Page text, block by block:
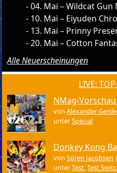
04. Mai – Wildcat Gun
10. Mai – Eiyuden
13. Mai – Prinny
20. Mai – Cotton
Alle Neuerscheinungen
LIVE:
NMag-
vonAlexander
unterSpecial
Donkey Kong
vonSören Jacobsen
unterTest,Test